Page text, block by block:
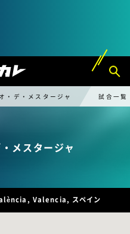
・デ・メスタージャ 試合一覧
メスタージャ
Valencia, スペイン